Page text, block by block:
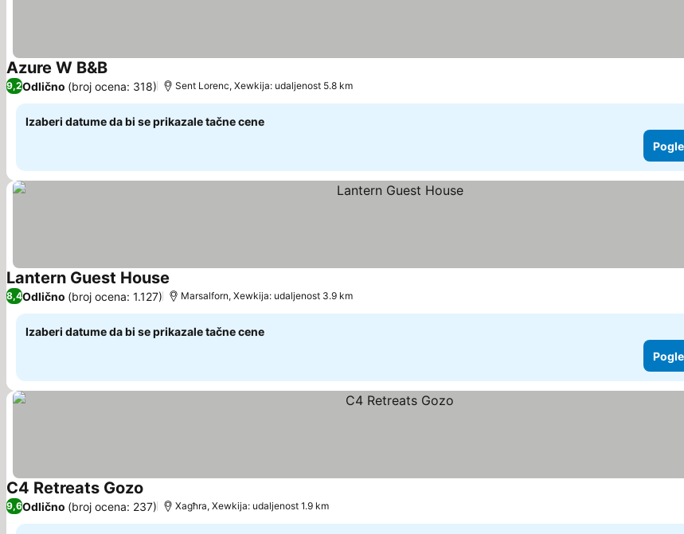
Azure W B&BPogledaj cene
9,2Odlično (broj ocena: 318) Sent Lorenc, Xewkija: udaljenost 5.8 km
Izaberi datume da bi se prikazale tačne cene
Lantern Guest HousePogledaj cene
8,4Odlično (broj ocena: 1.127) Marsalforn, Xewkija: udaljenost 3.9 km
Izaberi datume da bi se prikazale tačne cene
C4 Retreats Gozo Pogledaj cene
9,6Odlično (broj ocena: 237) Xagħra, Xewkija: udaljenost 1.9 km